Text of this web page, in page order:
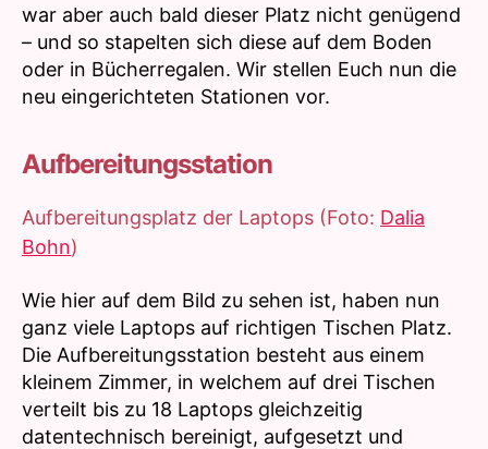
war aber auch bald dieser Platz nicht genügend
– und so stapelten sich diese auf dem Boden
oder in Bücherregalen. Wir stellen Euch nun die
neu eingerichteten Stationen vor.
Aufbereitungsstation
Aufbereitungsplatz der Laptops (Foto: Dalia
Bohn)
Wie hier auf dem Bild zu sehen ist, haben nun
ganz viele Laptops auf richtigen Tischen Platz.
Die Aufbereitungsstation besteht aus einem
kleinem Zimmer, in welchem auf drei Tischen
verteilt bis zu 18 Laptops gleichzeitig
datentechnisch bereinigt, aufgesetzt und